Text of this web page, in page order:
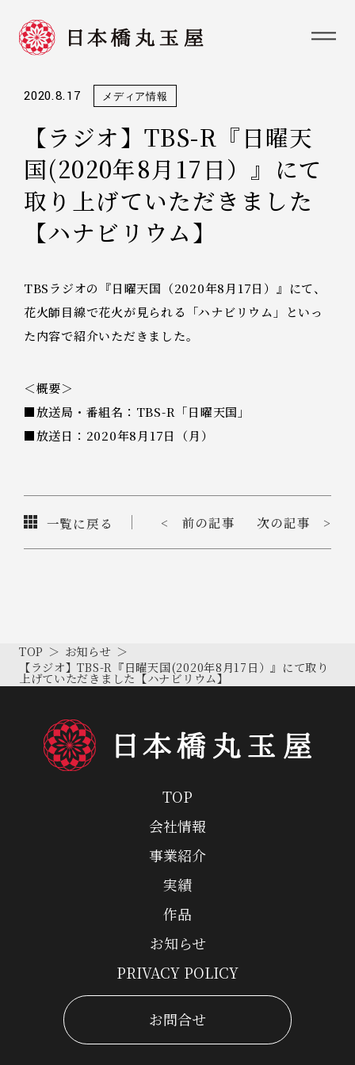
2020.8.17 メディア情報
【ラジオ】TBS-R『日曜天
国(2020年8月17日）』にて
取り上げていただきました
【ハナビリウム】
TBSラジオの『日曜天国（2020年8月17日）』にて、
花火師目線で花火が見られる「ハナビリウム」といっ
た内容で紹介いただきました。
＜概要＞
■放送局・番組名：TBS-R「日曜天国」
■放送日：2020年8月17日（月）
一覧に戻る < 前の記事 次の記事 >
TOP
お知らせ
【ラジオ】TBS-R『日曜天国(2020年8月17日）』にて取り
上げていただきました【ハナビリウム】
TOP
会社情報
事業紹介
実績
作品
お知らせ
お問合せ
PRIVACY POLICY